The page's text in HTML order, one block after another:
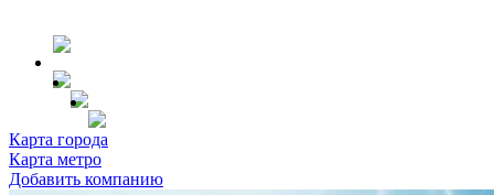
Карта города
Карта метро
Добавить компанию